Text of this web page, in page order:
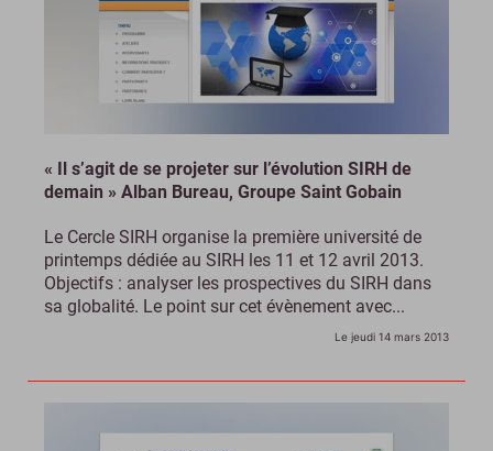
« Il s’agit de se projeter sur l’évolution SIRH de
demain » Alban Bureau, Groupe Saint Gobain
Le Cercle SIRH organise la première université de
printemps dédiée au SIRH les 11 et 12 avril 2013.
Objectifs : analyser les prospectives du SIRH dans
sa globalité. Le point sur cet évènement avec...
Le jeudi 14 mars 2013